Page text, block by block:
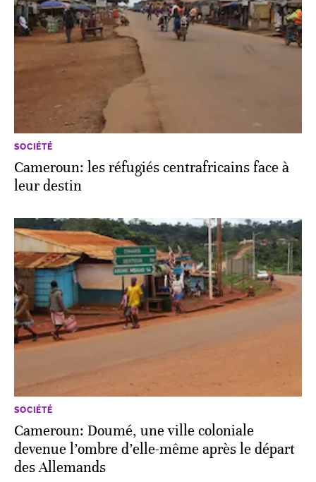
SOCIÉTÉ
Cameroun: les réfugiés centrafricains face à
leur destin
SOCIÉTÉ
Cameroun: Doumé, une ville coloniale
devenue l’ombre d’elle-même après le départ
des Allemands